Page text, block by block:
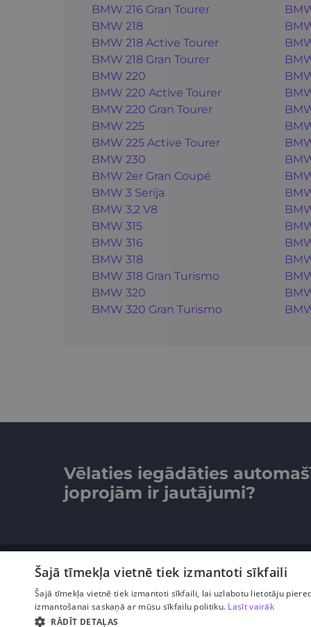
BMW 216 Gran Tourer
BMW 218
BMW 218 Active Tourer
BMW 218 Gran Tourer
BMW 220
BMW 220 Active Tourer
BMW 220 Gran Tourer
BMW 225
BMW 225 Active Tourer
BMW 230
BMW 2er Gran Coupé
BMW 3 Serija
BMW 3,2 V8
BMW 315
BMW 316
BMW 318
BMW 318 Gran Turismo
BMW 320
BMW 320 Gran Turismo
Vēlaties iegādāties
joprojām ir jautājumi?
© Caramba. Visas tiesības aizsargātas.
Šajā tīmekļa vietnē tiek izmantoti sīkfaili
Šajā tīmekļa vietnē tiek izmantoti sīkfaili, lai uzlabotu lietotāju
izmantošanai saskaņā ar mūsu sīkfailu politiku. Lasīt vairāk
RĀDĪT DETAĻAS